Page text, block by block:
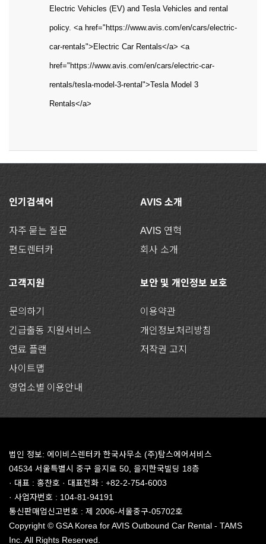
Electric Vehicles (EV) and Tesla Vehicles and rental
policy. <a href="https://www.avis.com/en/cars/electric-
car-rentals">Electric Car Rentals</a> <a
href="https://www.avis.com/en/cars/electric-car-
rentals/tesla-model-3-rental">Tesla Model 3
Rentals</a>
인기검색어
자주 묻는 질문
편도렌터카
AVIS 소개
AVIS 연혁
회사 소개
고객지원
문의하기
긴급출동 지원서비스
연료 플랜
사이트맵
영업소별 이용안내
보안 및 개인정보 보호
이용약관
개인정보처리방침
저작권 고지
법인 정보: 에이비스렌터카 한국사무소 (주)탐스에어서비스
04534 서울특별시 중구 을지로 50, 을지한국빌딩 18층
· 대표 : 홍찬호 · 대표전화 : +82-2-754-6003
· 사업자번호 : 104-81-94191
통신판매업신고번호 : 제 2006-서울중구-05702호
Copyright © GSA Korea for AVIS Outbound Car Rental - TAMS
Inc. All Rights Reserved.